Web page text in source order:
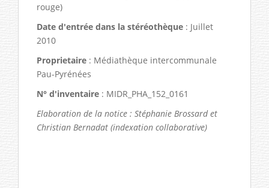
rouge)
Date d'entrée dans la stéréothèque : Juillet
2010
Proprietaire : Médiathèque intercommunale
Pau-Pyrénées
N° d'inventaire : MIDR_PHA_152_0161
Elaboration de la notice : Stéphanie Brossard et
Christian Bernadat (indexation collaborative)